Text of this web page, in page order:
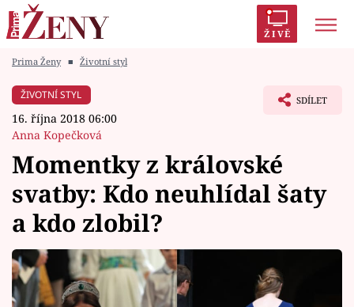
ŽIVĚ
Módní alarm
Témata
Celebrity
Vztahy
Prima Ženy ■ Životní styl
ŽIVOTNÍ STYL
16. října 2018 06:00
Anna Kopečková
SDÍLET
Momentky z královské
svatby: Kdo neuhlídal šaty
a kdo zlobil?